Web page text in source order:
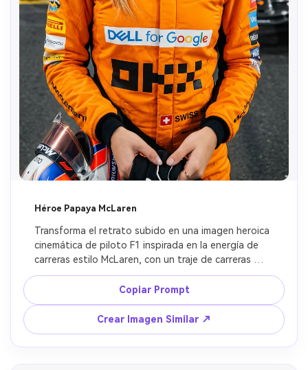
Héroe Papaya McLaren
Transforma el retrato subido en una imagen heroica
cinemática de piloto F1 inspirada en la energía de
carreras estilo McLaren, con un traje de carreras
naranja papaya, detalles elegantes estilo
patrocinador, profundidad de campo superficial
dramática, un auto de carreras en el fondo,
confianza de automovilismo de élite, ultra realista,
preservar rostro original.
Copiar Prompt
Crear Imagen Similar ↗